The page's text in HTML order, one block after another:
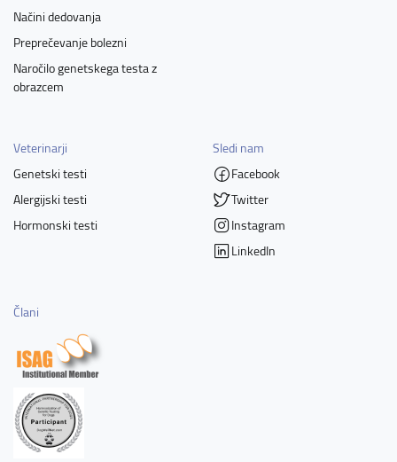
Načini dedovanja
Preprečevanje bolezni
Naročilo genetskega testa z
obrazcem
Veterinarji
Genetski testi
Alergijski testi
Hormonski testi
Sledi nam
Facebook
Twitter
Instagram
LinkedIn
Člani